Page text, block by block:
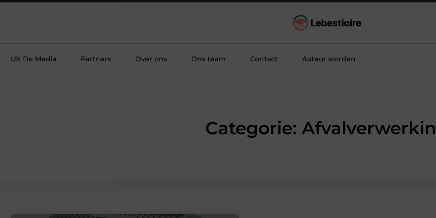
Uit De Media Partners Over ons Ons team Contact Auteur worden
Categorie: